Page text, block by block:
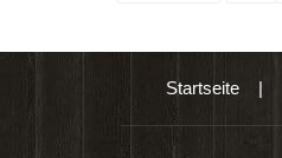
Startseite|